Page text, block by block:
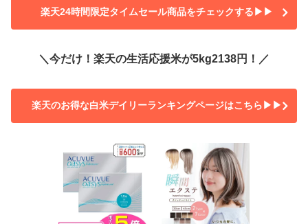
楽天24時間限定タイムセール商品をチェックする▶▶
＼今だけ！楽天の生活応援米が5kg2138円！／
楽天のお得な白米デイリーランキングページはこちら▶▶